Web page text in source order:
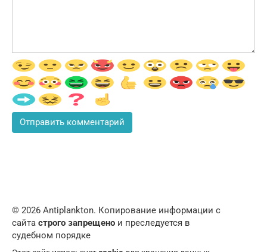
© 2026 Аntiplankton. Копирование информации с
сайта строго запрещено и преследуется в
судебном порядке